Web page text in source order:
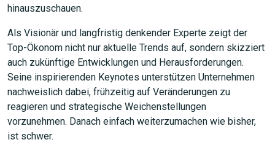
hinauszuschauen.
Als Visionär und langfristig denkender Experte zeigt der
Top-Ökonom nicht nur aktuelle Trends auf, sondern skizziert
auch zukünftige Entwicklungen und Herausforderungen.
Seine inspirierenden Keynotes unterstützen Unternehmen
nachweislich dabei, frühzeitig auf Veränderungen zu
reagieren und strategische Weichenstellungen
vorzunehmen. Danach einfach weiterzumachen wie bisher,
ist schwer.